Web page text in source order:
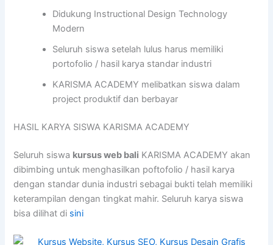
Didukung Instructional Design Technology
Modern
Seluruh siswa setelah lulus harus memiliki
portofolio / hasil karya standar industri
KARISMA ACADEMY melibatkan siswa dalam
project produktif dan berbayar
HASIL KARYA SISWA KARISMA ACADEMY
Seluruh siswa kursus web bali KARISMA ACADEMY akan
dibimbing untuk menghasilkan poftofolio / hasil karya
dengan standar dunia industri sebagai bukti telah memiliki
keterampilan dengan tingkat mahir. Seluruh karya siswa
bisa dilihat di sini